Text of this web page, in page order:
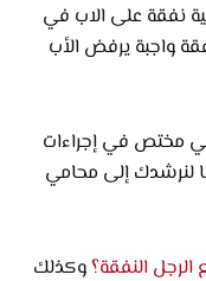
نفقة على الاب في
واجبة يرفض الأب
مختص في إجراءات
لنرشدك إلى محامي
الرجل النفقة؟وكذلك